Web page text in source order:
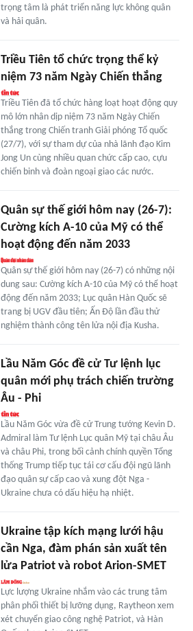
trọng tâm là phát triển năng lực không quân
và hải quân.
Triều Tiên tổ chức trọng thể kỷ
niệm 73 năm Ngày Chiến thắng
Triều Tiên đã tổ chức hàng loạt hoạt động quy
mô lớn nhân dịp niệm 73 năm Ngày Chiến
thắng trong Chiến tranh Giải phóng Tổ quốc
(27/7), với sự tham dự của nhà lãnh đạo Kim
Jong Un cùng nhiều quan chức cấp cao, cựu
chiến binh và đoàn ngoại giao các nước.
Quân sự thế giới hôm nay (26-7):
Cường kích A-10 của Mỹ có thể
hoạt động đến năm 2033
Quân sự thế giới hôm nay (26-7) có những nội
dung sau: Cường kích A-10 của Mỹ có thể hoạt
động đến năm 2033; Lục quân Hàn Quốc sẽ
trang bị UGV đầu tiên; Ấn Độ lần đầu thử
nghiệm thành công tên lửa nội địa Kusha.
Lầu Năm Góc đề cử Tư lệnh lục
quân mới phụ trách chiến trường
Âu - Phi
Lầu Năm Góc vừa đề cử Trung tướng Kevin D.
Admiral làm Tư lệnh Lục quân Mỹ tại châu Âu
và châu Phi, trong bối cảnh chính quyền Tổng
thống Trump tiếp tục tái cơ cấu đội ngũ lãnh
đạo quân sự cấp cao và xung đột Nga -
Ukraine chưa có dấu hiệu hạ nhiệt.
Ukraine tập kích mạng lưới hậu
cần Nga, đàm phán sản xuất tên
lửa Patriot và robot Arion-SMET
Lực lượng Ukraine nhắm vào các trung tâm
phân phối thiết bị lưỡng dụng, Raytheon xem
xét chuyển giao công nghệ Patriot, và Hàn